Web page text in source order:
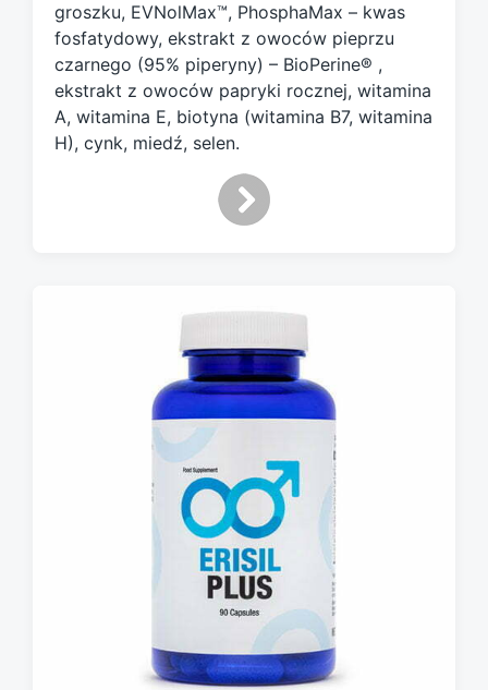
groszku, EVNolMax™, PhosphaMax – kwas
fosfatydowy, ekstrakt z owoców pieprzu
czarnego (95% piperyny) – BioPerine® ,
ekstrakt z owoców papryki rocznej, witamina
A, witamina E, biotyna (witamina B7, witamina
H), cynk, miedź, selen.